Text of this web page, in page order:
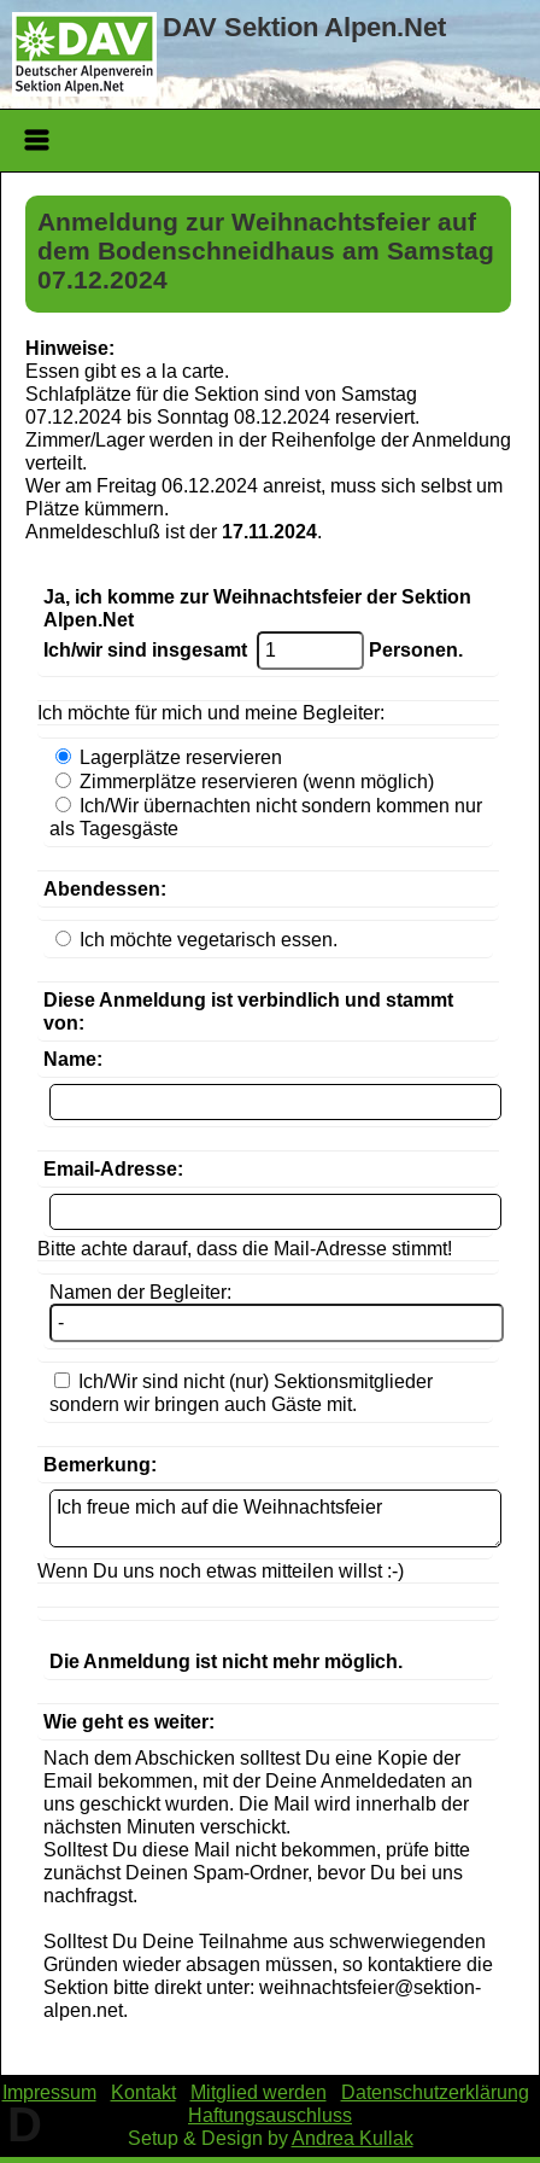
DAV Sektion Alpen.Net
Anmeldung zur Weihnachtsfeier auf
dem Bodenschneidhaus am Samstag
07.12.2024
Hinweise:
Essen gibt es a la carte.
Schlafplätze für die Sektion sind von Samstag
07.12.2024 bis Sonntag 08.12.2024 reserviert.
Zimmer/Lager werden in der Reihenfolge der Anmeldung
verteilt.
Wer am Freitag 06.12.2024 anreist, muss sich selbst um
Plätze kümmern.
Anmeldeschluß ist der 17.11.2024.
Ja, ich komme zur Weihnachtsfeier der Sektion
Alpen.Net
Ich/wir sind insgesamt
Personen.
Ich möchte für mich und meine Begleiter:
Lagerplätze reservieren
Zimmerplätze reservieren (wenn möglich)
Ich/Wir übernachten nicht sondern kommen nur
als Tagesgäste
Abendessen:
Ich möchte vegetarisch essen.
Diese Anmeldung ist verbindlich und stammt
von:
Name:
Email-Adresse:
Bitte achte darauf, dass die Mail-Adresse stimmt!
Namen der Begleiter:
Ich/Wir sind nicht (nur) Sektionsmitglieder
sondern wir bringen auch Gäste mit.
Bemerkung:
Wenn Du uns noch etwas mitteilen willst :-)
Die Anmeldung ist nicht mehr möglich.
Wie geht es weiter:
Nach dem Abschicken solltest Du eine Kopie der
Email bekommen, mit der Deine Anmeldedaten an
uns geschickt wurden. Die Mail wird innerhalb der
nächsten Minuten verschickt.
Solltest Du diese Mail nicht bekommen, prüfe bitte
zunächst Deinen Spam-Ordner, bevor Du bei uns
nachfragst.
Solltest Du Deine Teilnahme aus schwerwiegenden
Gründen wieder absagen müssen, so kontaktiere die
Sektion bitte direkt unter: weihnachtsfeier@sektion-
alpen.net.
Impressum Kontakt Mitglied werden
Datenschutzerklärung
Haftungsauschluss
Setup & Design byAndrea Kullak
D